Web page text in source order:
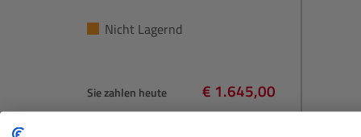
Nicht Lagernd
Sie zahlen heute
Regulärer Preis:
€ 1.645,00